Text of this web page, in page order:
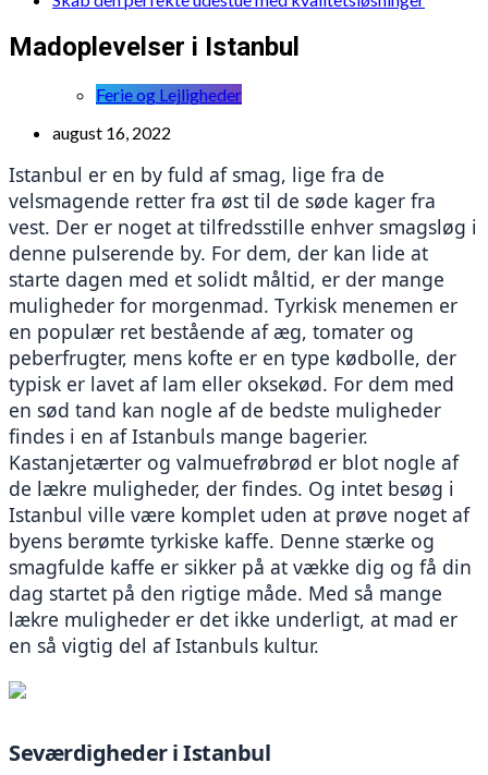
Madoplevelser i Istanbul
Ferie og Lejligheder
august 16, 2022
Istanbul er en by fuld af smag, lige fra de
velsmagende retter fra øst til de søde kager fra
vest. Der er noget at tilfredsstille enhver smagsløg i
denne pulserende by. For dem, der kan lide at
starte dagen med et solidt måltid, er der mange
muligheder for morgenmad. Tyrkisk menemen er
en populær ret bestående af æg, tomater og
peberfrugter, mens kofte er en type kødbolle, der
typisk er lavet af lam eller oksekød. For dem med
en sød tand kan nogle af de bedste muligheder
findes i en af Istanbuls mange bagerier.
Kastanjetærter og valmuefrøbrød er blot nogle af
de lækre muligheder, der findes. Og intet besøg i
Istanbul ville være komplet uden at prøve noget af
byens berømte tyrkiske kaffe. Denne stærke og
smagfulde kaffe er sikker på at vække dig og få din
dag startet på den rigtige måde. Med så mange
lækre muligheder er det ikke underligt, at mad er
en så vigtig del af Istanbuls kultur.
Seværdigheder i Istanbul